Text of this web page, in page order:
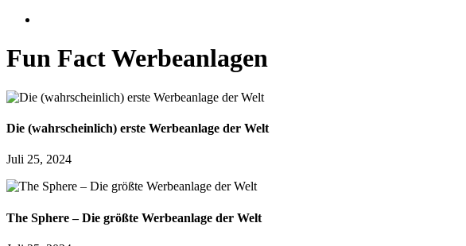
Fun Fact Werbeanlagen
Die (wahrscheinlich) erste Werbeanlage der Welt
Juli 25, 2024
The Sphere – Die größte Werbeanlage der Welt